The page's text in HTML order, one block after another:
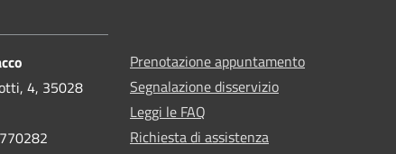
4, 35028
Prenotazione appuntamento
Segnalazione disservizio
Leggi le FAQ
Richiesta di assistenza